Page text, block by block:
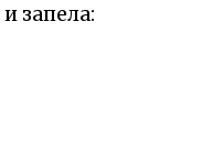
запела: